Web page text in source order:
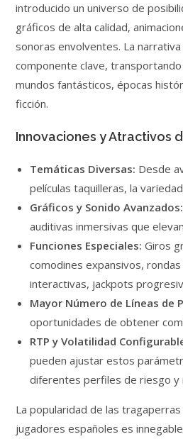
introducido un universo de
gráficos de alta calidad,
sonoras envolventes. La
componente clave,
mundos fantásticos, épocas
ficción.
Innovaciones y Atractivos
Temáticas Diversas: Desde
películas taquilleras, la
Gráficos y Sonido Avanzados:
auditivas inmersivas que
Funciones Especiales: Giros
comodines expansivos,
interactivas, jackpots
Mayor Número de Líneas de
oportunidades de obtener
RTP y Volatilidad
pueden ajustar estos
diferentes perfiles de riesgo y
La popularidad de las
jugadores españoles es